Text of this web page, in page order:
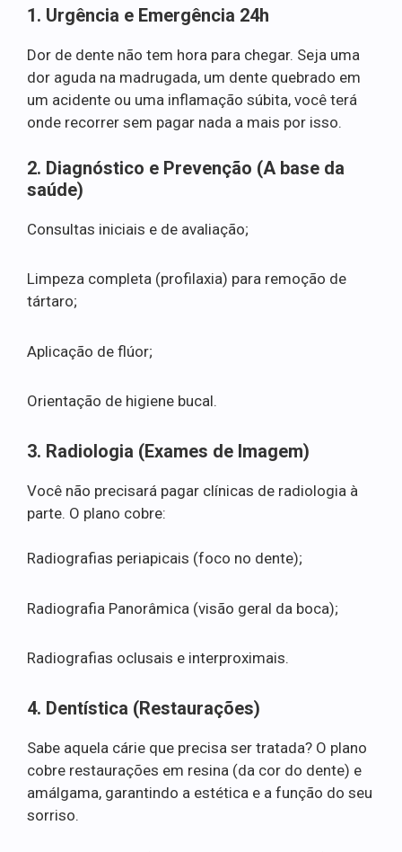
1. Urgência e Emergência 24h
Dor de dente não tem hora para chegar. Seja uma
dor aguda na madrugada, um dente quebrado em
um acidente ou uma inflamação súbita, você terá
onde recorrer sem pagar nada a mais por isso.
2. Diagnóstico e Prevenção (A base da
saúde)
Consultas iniciais e de avaliação;
Limpeza completa (profilaxia) para remoção de
tártaro;
Aplicação de flúor;
Orientação de higiene bucal.
3. Radiologia (Exames de Imagem)
Você não precisará pagar clínicas de radiologia à
parte. O plano cobre:
Radiografias periapicais (foco no dente);
Radiografia Panorâmica (visão geral da boca);
Radiografias oclusais e interproximais.
4. Dentística (Restaurações)
Sabe aquela cárie que precisa ser tratada? O plano
cobre restaurações em resina (da cor do dente) e
amálgama, garantindo a estética e a função do seu
sorriso.